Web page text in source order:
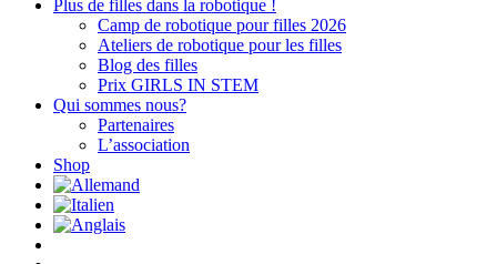
Plus de filles dans la robotique !
Camp de robotique pour filles 2026
Ateliers de robotique pour les filles
Blog des filles
Prix GIRLS IN STEM
Qui sommes nous?
Partenaires
L’association
Shop